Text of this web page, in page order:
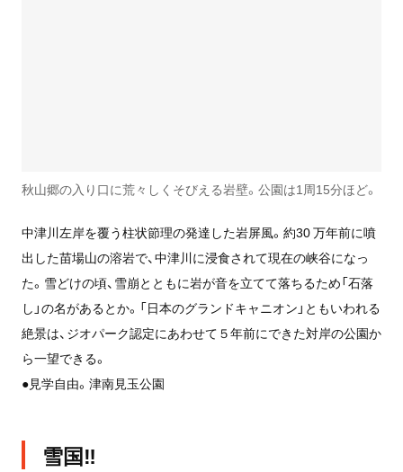
秋山郷の入り口に荒々しくそびえる岩壁。公園は1周15分ほど。
中津川左岸を覆う柱状節理の発達した岩屏風。約30 万年前に噴
出した苗場山の溶岩で、中津川に浸食されて現在の峡谷になっ
た。雪どけの頃、雪崩とともに岩が音を立てて落ちるため「石落
し」の名があるとか。「日本のグランドキャニオン」ともいわれる
絶景は、ジオパーク認定にあわせて５年前にできた対岸の公園か
ら一望できる。
●見学自由。津南見玉公園
雪国‼